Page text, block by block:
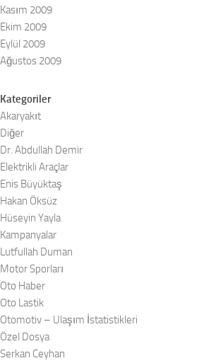
Kasım 2009
Ekim 2009
Eylül 2009
Ağustos 2009
Kategoriler
Akaryakıt
Diğer
Dr. Abdullah Demir
Elektrikli Araçlar
Enis Büyüktaş
Hakan Öksüz
Hüseyin Yayla
Kampanyalar
Lutfullah Duman
Motor Sporları
Oto Haber
Oto Lastik
Otomotiv – Ulaşım İstatistikleri
Özel Dosya
Serkan Ceyhan